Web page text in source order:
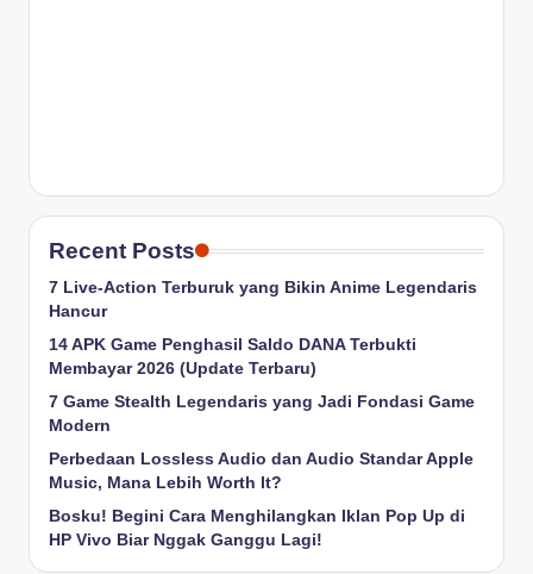
Recent Posts
7 Live-Action Terburuk yang Bikin Anime Legendaris
Hancur
14 APK Game Penghasil Saldo DANA Terbukti
Membayar 2026 (Update Terbaru)
7 Game Stealth Legendaris yang Jadi Fondasi Game
Modern
Perbedaan Lossless Audio dan Audio Standar Apple
Music, Mana Lebih Worth It?
Bosku! Begini Cara Menghilangkan Iklan Pop Up di
HP Vivo Biar Nggak Ganggu Lagi!